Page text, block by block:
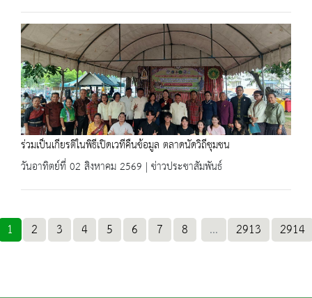
ร่วมเป็นเกียรติในพิธีเปิดเวทีคืนข้อมูล ตลาดนัดวิถีชุมชน
วันอาทิตย์ที่ 02 สิงหาคม 2569 | ข่าวประชาสัมพันธ์
1 2 3 4 5 6 7 8 ... 2913 2914